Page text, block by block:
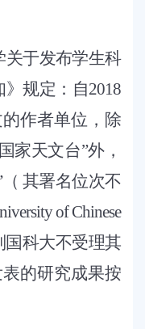
关于发布学生科
规定：自2018
作者单位，除
家天文台”外，
其署名位次不
of Chinese
国科大不受理其
的研究成果按